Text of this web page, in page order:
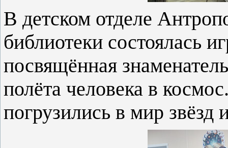
В детском отделе
библиотеки состоялась
посвящённая
полёта человека в
погрузились в мир